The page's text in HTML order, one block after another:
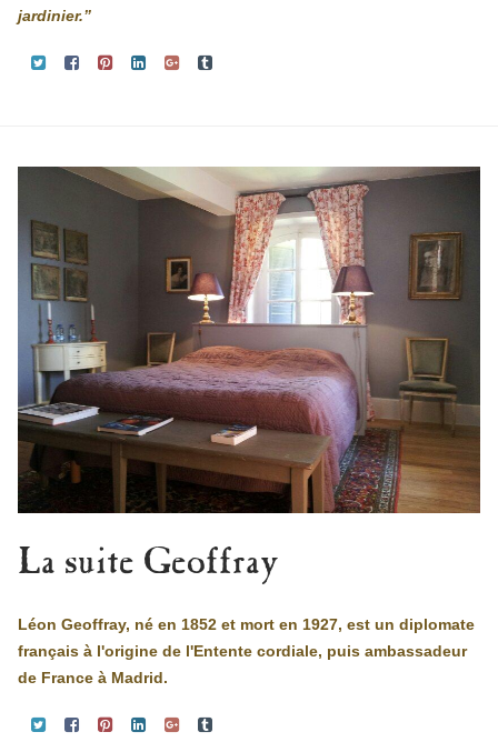
jardinier.”
La suite Geoffray
Léon Geoffray, né en 1852 et mort en 1927, est un diplomate
français à l'origine de l'Entente cordiale, puis ambassadeur
de France à Madrid.